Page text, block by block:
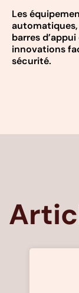
Les
automatiques,
barres
innovations
sécurité.